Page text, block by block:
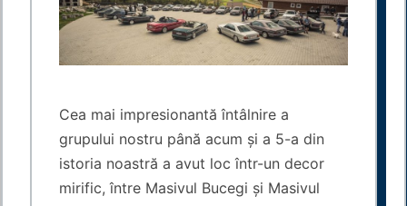
Cea mai impresionantă întâlnire a
grupului nostru până acum și a 5-a din
istoria noastră a avut loc într-un decor
mirific, între Masivul Bucegi și Masivul